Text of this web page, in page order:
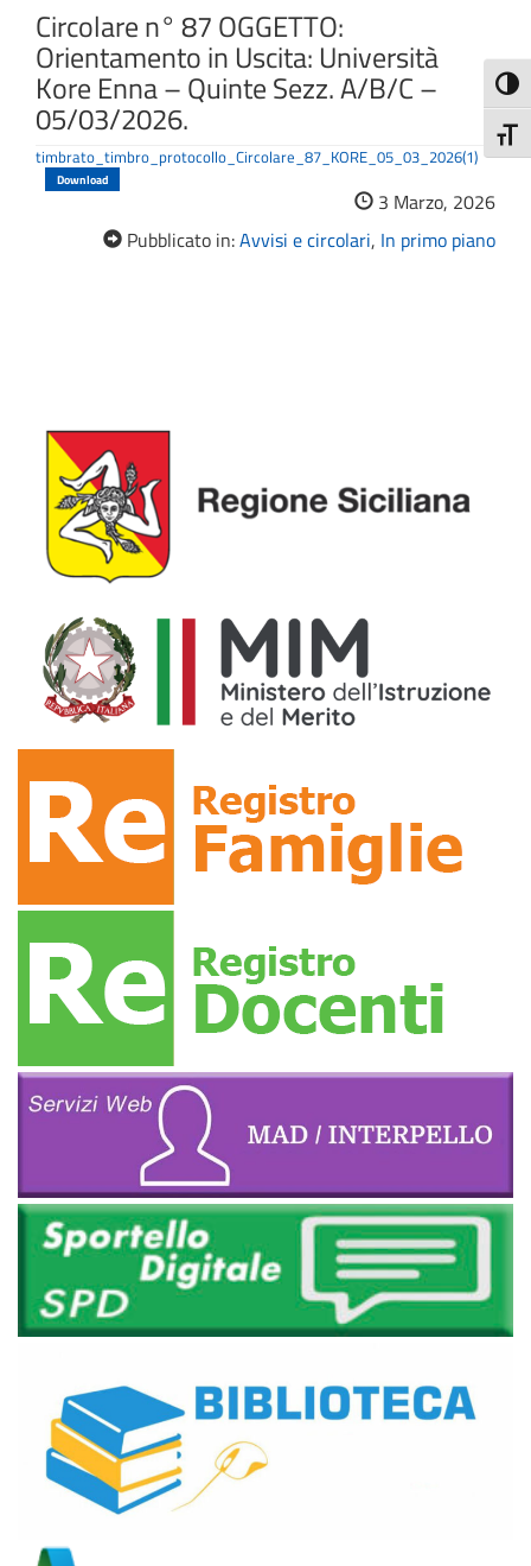
Circolare n° 87 OGGETTO:
Orientamento in Uscita: Università
Kore Enna – Quinte Sezz. A/B/C –
05/03/2026.
timbrato_timbro_protocollo_Circolare_87_KORE_05_03_2026(1)
Download
3 Marzo, 2026
Pubblicato in:Avvisi e circolari, In primo piano